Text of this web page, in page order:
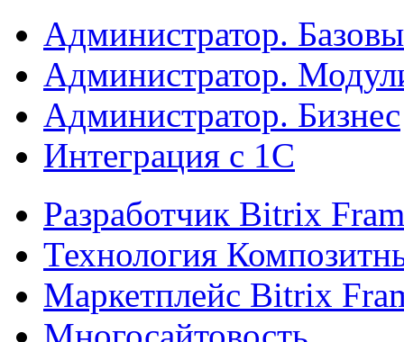
Администратор.
Администратор.
Администратор. Бизнес
Интеграция с 1С
Разработчик Bitrix
Технология
Маркетплейс Bitrix